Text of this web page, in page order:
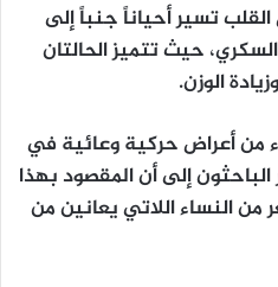
تسير أحياناً جنباً إلى
حيث تتميز الحالتان
الوزن.
من النساء من أعراض حركية وعائية في
إلى أن المقصود بهذا
من النساء اللاتي يعانين من